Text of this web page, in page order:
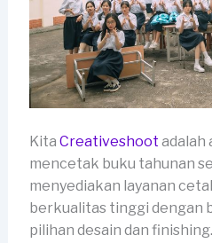
Kita Creativeshoot adalah
mencetak buku tahunan
menyediakan layanan
berkualitas tinggi dengan
pilihan desain dan